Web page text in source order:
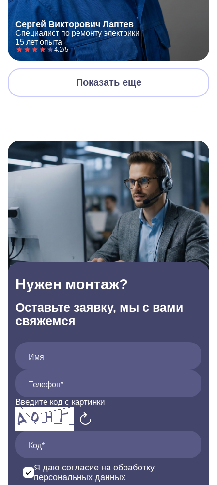
Сергей Викторович Лаптев
Специалист по ремонту электрики
15 лет опыта
4.2/5
Показать еще
Нужен монтаж?
Оставьте заявку, мы с вами
свяжемся
Имя
Телефон*
Введите код с картинки
Код*
Я даю согласие на обработку
персональных данных